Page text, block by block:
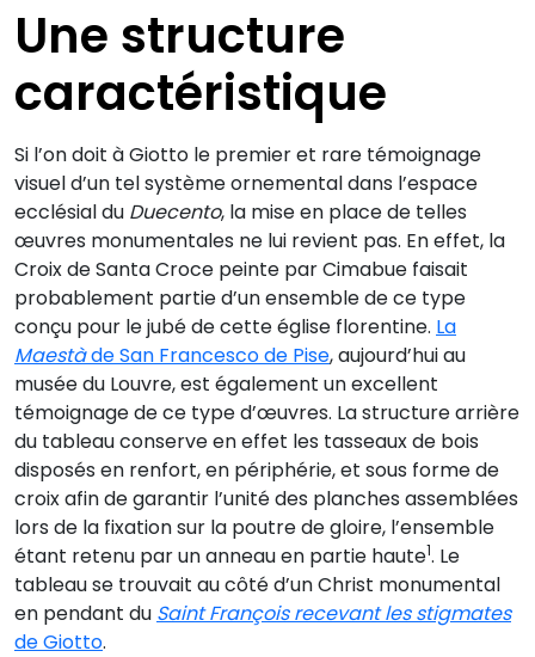
Une structure
caractéristique
Si l’on doit à Giotto le premier et rare témoignage
visuel d’un tel système ornemental dans l’espace
ecclésial du Duecento, la mise en place de telles
œuvres monumentales ne lui revient pas. En effet, la
Croix de Santa Croce peinte par Cimabue faisait
probablement partie d’un ensemble de ce type
conçu pour le jubé de cette église florentine. La
Maestàde San Francesco de Pise, aujourd’hui au
musée du Louvre, est également un excellent
témoignage de ce type d’œuvres. La structure arrière
du tableau conserve en effet les tasseaux de bois
disposés en renfort, en périphérie, et sous forme de
croix afin de garantir l’unité des planches assemblées
lors de la fixation sur la poutre de gloire, l’ensemble
étant retenu par un anneau en partie haute1. Le
tableau se trouvait au côté d’un Christ monumental
en pendant du Saint François recevant les stigmates
de Giotto.